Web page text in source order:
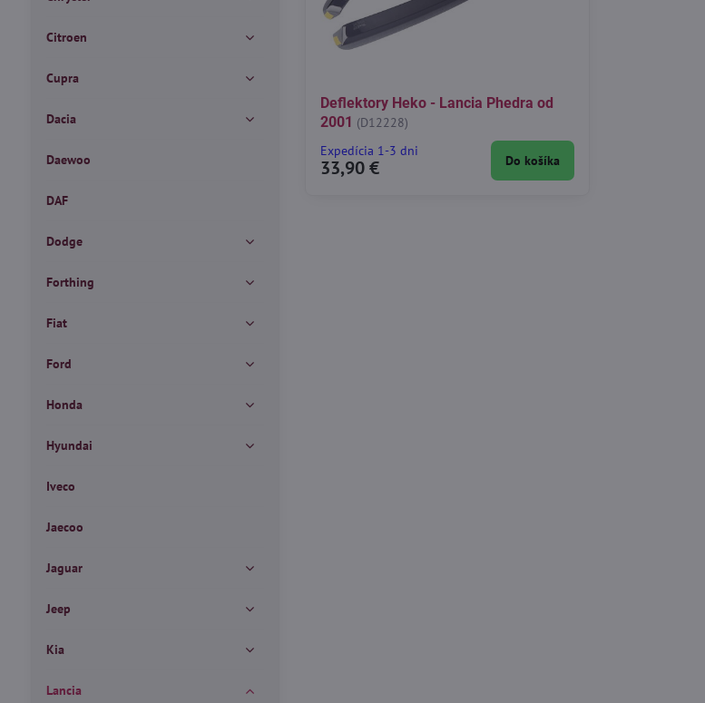
Deflektory Heko - Lancia Phedra od
2001 (D12228)
Expedícia 1-3 dni
33,90 € Do košíka
Citroen
Cupra
Dacia
Daewoo
DAF
Dodge
Forthing
Fiat
Ford
Honda
Hyundai
Iveco
Jaecoo
Jaguar
Jeep
Kia
Lancia